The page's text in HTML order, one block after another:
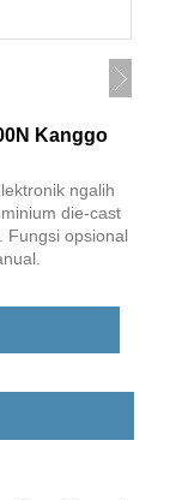
Kanggo
ngalih
die-cast
Fungsi opsional